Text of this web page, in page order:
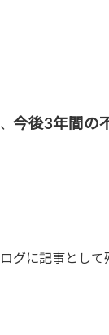
今後3年間の
グに記事として